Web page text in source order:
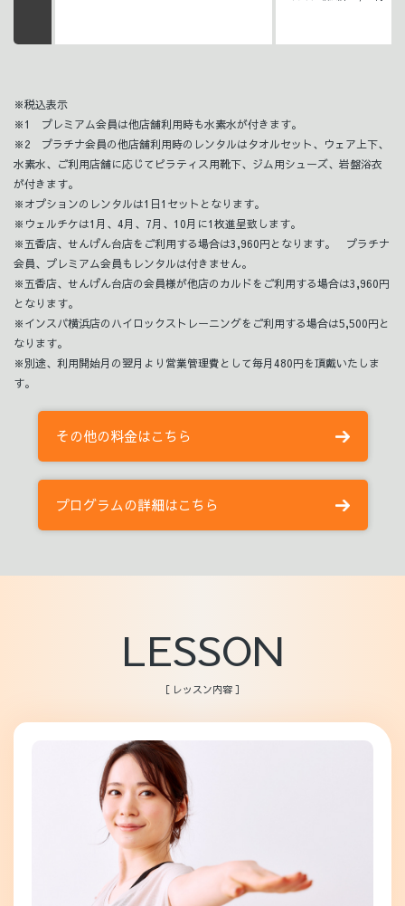
※税込表示
※1 プレミアム会員は他店舗利用時も水素水が付きます。
※2 プラチナ会員の他店舗利用時のレンタルはタオルセット、ウェア上下、
水素水、ご利用店舗に応じてピラティス用靴下、ジム用シューズ、岩盤浴衣
が付きます。
※オプションのレンタルは1日1セットとなります。
※ウェルチケは1月、4月、7月、10月に1枚進呈致します。
※五香店、せんげん台店をご利用する場合は3,960円となります。 プラチナ
会員、プレミアム会員もレンタルは付きません。
※五香店、せんげん台店の会員様が他店のカルドをご利用する場合は3,960円
となります。
※インスパ横浜店のハイロックストレーニングをご利用する場合は5,500円と
なります。
※別途、利用開始月の翌月より営業管理費として毎月480円を頂戴いたしま
す。
その他の料金はこちら
プログラムの詳細はこちら
LESSON
［ レッスン内容 ］